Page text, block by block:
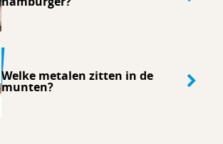
Welke metalen zitten in de
munten?